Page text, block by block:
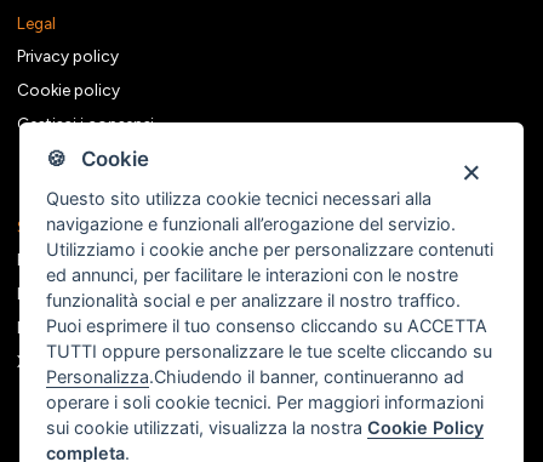
🍪 Cookie
Questo sito utilizza cookie tecnici necessari alla
navigazione e funzionali all’erogazione del servizio.
Utilizziamo i cookie anche per personalizzare contenuti
ed annunci, per facilitare le interazioni con le nostre
funzionalità social e per analizzare il nostro traffico.
Puoi esprimere il tuo consenso cliccando su ACCETTA
TUTTI oppure personalizzare le tue scelte cliccando su
Personalizza.Chiudendo il banner, continueranno ad
operare i soli cookie tecnici. Per maggiori informazioni
sui cookie utilizzati, visualizza la nostraCookie Policy
completa.
Legal
Privacy policy
Cookie policy
Gestisci i consensi
Seguici sui social
Facebook
Instagram
Linkedin
X